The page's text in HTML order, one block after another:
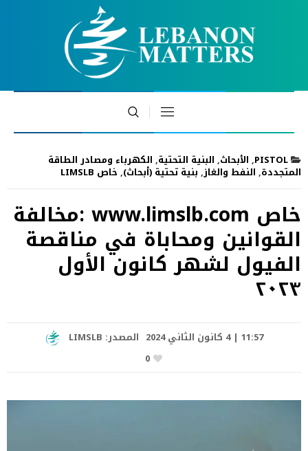
PISTOL
, الأبحاث, البنية التحتية, الكهرباء ومصادر الطاقة
المتجددة, النفط والغاز, بنية تحتية (أبحاث), خاص LIMSLB
خاص www.limslb.com :مخالفة
القوانين ومحاباة في مناقصة
الفيول لشهر كانون الأول
٢٠٢٣
11:57 | 4 كانون الثاني 2024 المصدر: LIMSLB
0